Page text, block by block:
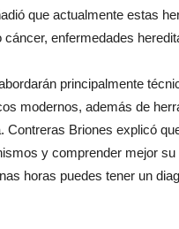
que actualmente estas
enfermedades
principalmente
modernos, además de
Contreras Briones explicó
y comprender mejor
horas puedes tener un